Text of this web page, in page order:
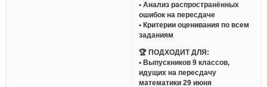
• Анализ распространённых
ошибок на пересдаче
• Критерии оценивания по всем
заданиям
🏆 ПОДХОДИТ ДЛЯ:
• Выпускников 9 классов,
идущих на пересдачу
математики 29 июня